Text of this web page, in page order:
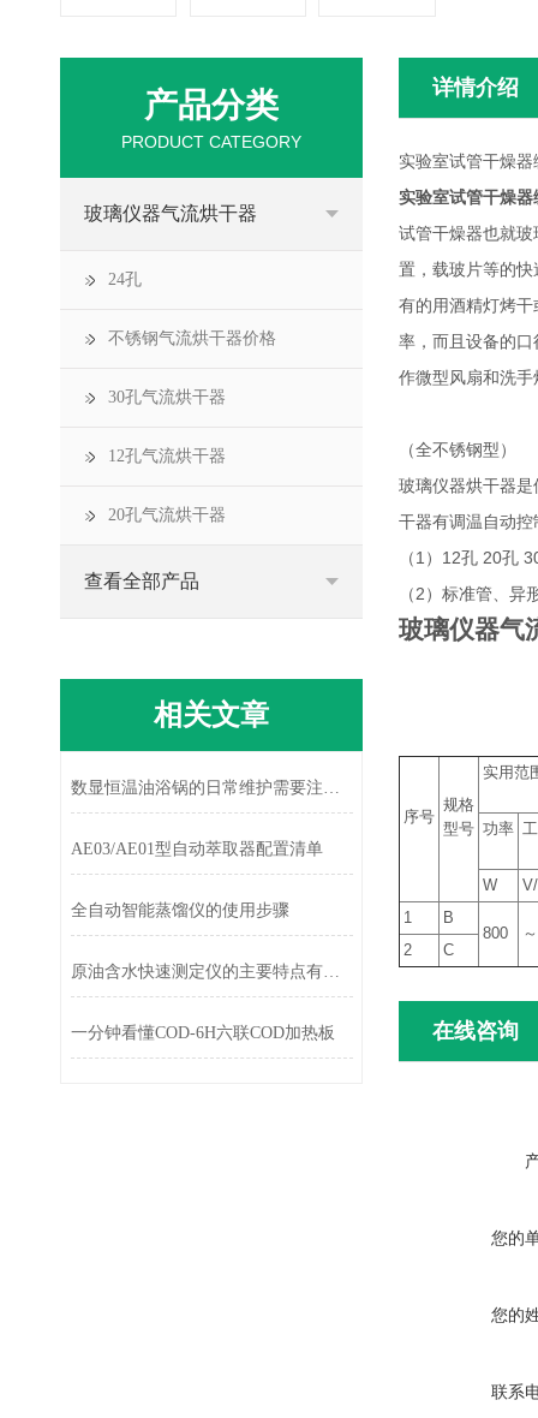
详情介绍
实验室试管干燥
实验室试管干燥
试管干燥器也就
置，载玻片等的
有的用酒精灯烤
率，而且设备的
作微型风扇和洗
（全不锈钢型）
玻璃仪器烘干器
干器有调温自动
（1）12孔 20孔
（2）标准管、
玻璃仪器气
序号
规格
型号
实用范
功率
W
1
B
800
2
C
在线咨询
您的
您的
联系
产品分类
PRODUCT CATEGORY
玻璃仪器气流烘干器
24孔
不锈钢气流烘干器价格
30孔气流烘干器
12孔气流烘干器
20孔气流烘干器
查看全部产品
相关文章
数显恒温油浴锅的日常维护需要注意哪些
AE03/AE01型自动萃取器配置清单
全自动智能蒸馏仪的使用步骤
原油含水快速测定仪的主要特点有哪些呢，现在知道还不晚
一分钟看懂COD-6H六联COD加热板